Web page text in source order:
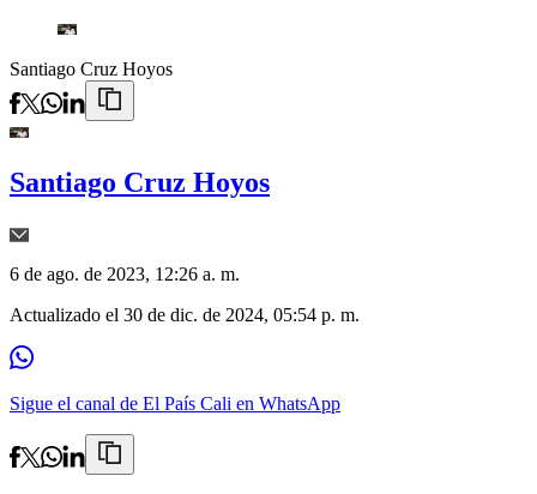
Santiago Cruz Hoyos
Santiago Cruz Hoyos
6 de ago. de 2023, 12:26 a. m.
Actualizado el 30 de dic. de 2024, 05:54 p. m.
Sigue el canal de El País Cali en WhatsApp